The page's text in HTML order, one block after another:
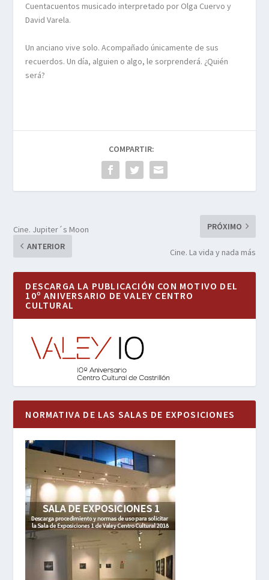
Cuentacuentos musicado interpretado por Olga Cuervo y
David Varela.
Un anciano vive solo. Acompañado únicamente de sus
recuerdos. Un día, alguien o algo, le sorprenderá. ¿Quién
será?
COMPARTIR:
Cine. Jupiter´s Moon
ANTERIOR
PRÓXIMO
Cine. La vida y nada más
DESCARGA LA PUBLICACIÓN CON MOTIVO DEL
10º ANIVERSARIO DE VALEY CENTRO
CULTURAL
NORMATIVA DE LAS SALAS DE EXPOSICIONES